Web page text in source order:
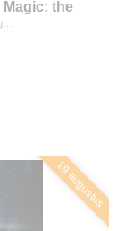
Magic: the
19 augustus